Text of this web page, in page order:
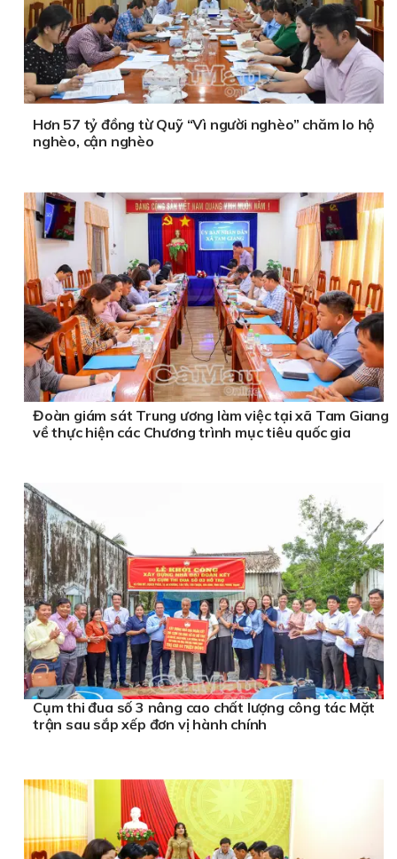
Hơn 57 tỷ đồng từ Quỹ “Vì người nghèo” chăm lo hộ
nghèo, cận nghèo
Đoàn giám sát Trung ương làm việc tại xã Tam Giang
về thực hiện các Chương trình mục tiêu quốc gia
Cụm thi đua số 3 nâng cao chất lượng công tác Mặt
trận sau sắp xếp đơn vị hành chính